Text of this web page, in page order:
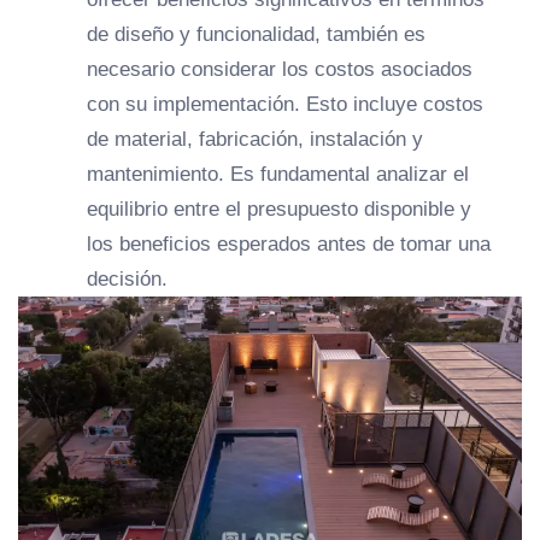
de diseño y funcionalidad, también es
necesario considerar los costos asociados
con su implementación. Esto incluye costos
de material, fabricación, instalación y
mantenimiento. Es fundamental analizar el
equilibrio entre el presupuesto disponible y
los beneficios esperados antes de tomar una
decisión.